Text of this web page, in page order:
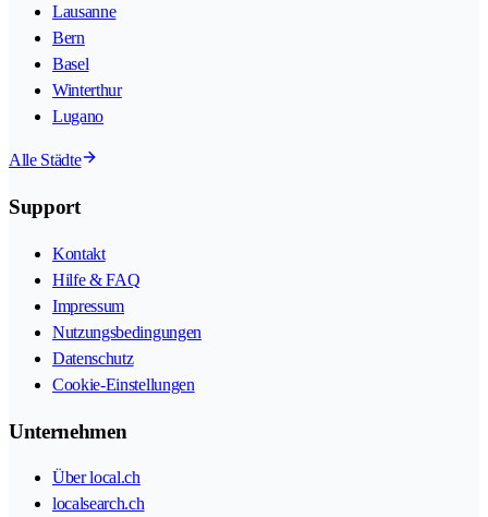
Lausanne
Bern
Basel
Winterthur
Lugano
Alle Städte
Support
Kontakt
Hilfe & FAQ
Impressum
Nutzungsbedingungen
Datenschutz
Cookie-Einstellungen
Unternehmen
Über local.ch
localsearch.ch